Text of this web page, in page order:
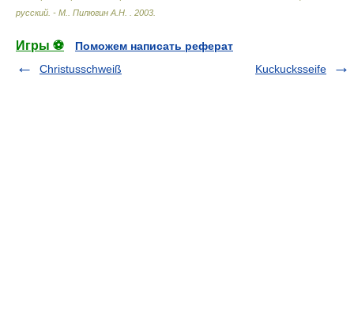
русский. - М.
Пилюгин А.Н. 2003
Игры ⚽
Поможем написать реферат
Christusschweiß
Kuckucksseife